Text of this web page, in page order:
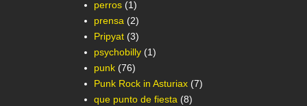
perros (1)
prensa (2)
Pripyat (3)
psychobilly (1)
punk (76)
Punk Rock in Asturiax (7)
que punto de fiesta (8)